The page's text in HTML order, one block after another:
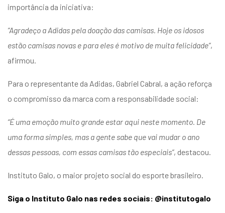
importância da iniciativa:
“Agradeço a Adidas pela doação das camisas. Hoje os idosos
estão camisas novas e para eles é motivo de muita felicidade”,
afirmou.
Para o representante da Adidas, Gabriel Cabral, a ação reforça
o compromisso da marca com a responsabilidade social:
“É uma emoção muito grande estar aqui neste momento. De
uma forma simples, mas a gente sabe que vai mudar o ano
dessas pessoas, com essas camisas tão especiais”, destacou.
Instituto Galo, o maior projeto social do esporte brasileiro.
Siga o Instituto Galo nas redes sociais: @institutogalo